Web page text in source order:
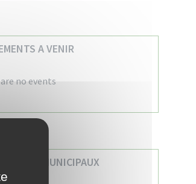
A VENIR
no events
MUNICIPAUX